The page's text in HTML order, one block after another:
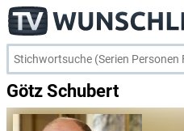
Götz Schubert